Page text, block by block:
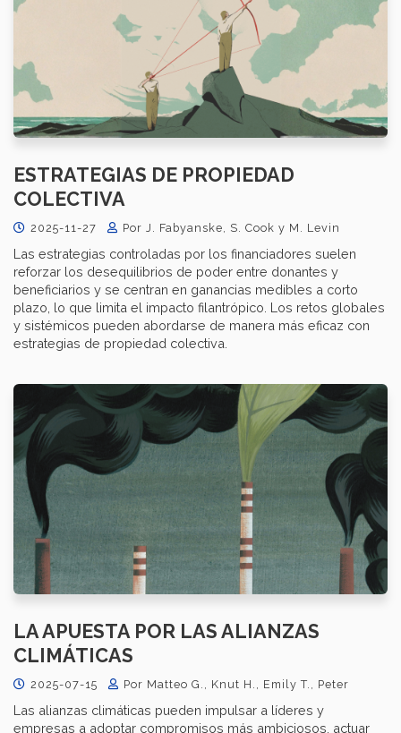
ESTRATEGIAS DE PROPIEDAD
COLECTIVA
2025-11-27 Por J. Fabyanske, S. Cook y M. Levin
Las estrategias controladas por los financiadores suelen
reforzar los desequilibrios de poder entre donantes y
beneficiarios y se centran en ganancias medibles a corto
plazo, lo que limita el impacto filantrópico. Los retos globales
y sistémicos pueden abordarse de manera más eficaz con
estrategias de propiedad colectiva.
LA APUESTA POR LAS ALIANZAS
CLIMÁTICAS
2025-07-15 Por Matteo G., Knut H., Emily T., Peter
Las alianzas climáticas pueden impulsar a líderes y
empresas a adoptar compromisos más ambiciosos, actuar